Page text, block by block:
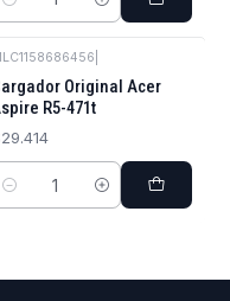
Cantidad
Original Acer
R5-471t
Cantidad